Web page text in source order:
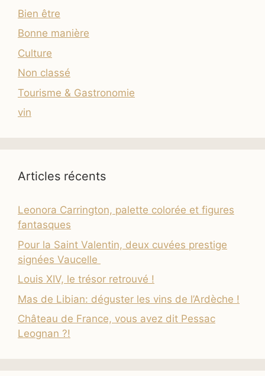
Bien être
Bonne manière
Culture
Non classé
Tourisme & Gastronomie
vin
Articles récents
Leonora Carrington, palette colorée et figures
fantasques
Pour la Saint Valentin, deux cuvées prestige
signées Vaucelle
Louis XIV, le trésor retrouvé !
Mas de Libian: déguster les vins de l’Ardèche !
Château de France, vous avez dit Pessac
Leognan ?!